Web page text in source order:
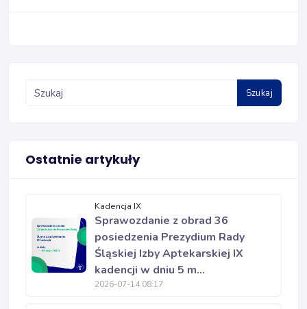
Szukaj
Ostatnie artykuły
Kadencja IX
Sprawozdanie z obrad 36
posiedzenia Prezydium Rady
Śląskiej Izby Aptekarskiej IX
kadencji w dniu 5 m...
2026-07-14 08:17